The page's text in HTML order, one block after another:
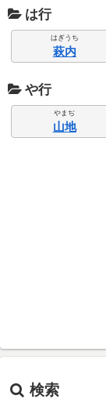
は行
はぎうち
萩内
や行
やまぢ
山地
検索